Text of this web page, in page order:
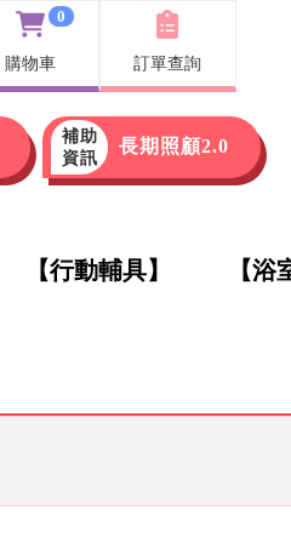
0
購物車 訂單查詢
補助
資訊
長期照顧2.0
【行動輔具】 【